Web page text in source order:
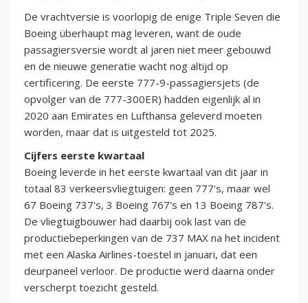
De vrachtversie is voorlopig de enige Triple Seven die
Boeing überhaupt mag leveren, want de oude
passagiersversie wordt al jaren niet meer gebouwd
en de nieuwe generatie wacht nog altijd op
certificering. De eerste 777-9-passagiersjets (de
opvolger van de 777-300ER) hadden eigenlijk al in
2020 aan Emirates en Lufthansa geleverd moeten
worden, maar dat is uitgesteld tot 2025.
Cijfers eerste kwartaal
Boeing leverde in het eerste kwartaal van dit jaar in
totaal 83 verkeersvliegtuigen: geen 777's, maar wel
67 Boeing 737's, 3 Boeing 767's en 13 Boeing 787's.
De vliegtuigbouwer had daarbij ook last van de
productiebeperkingen van de 737 MAX na het incident
met een Alaska Airlines-toestel in januari, dat een
deurpaneel verloor. De productie werd daarna onder
verscherpt toezicht gesteld.